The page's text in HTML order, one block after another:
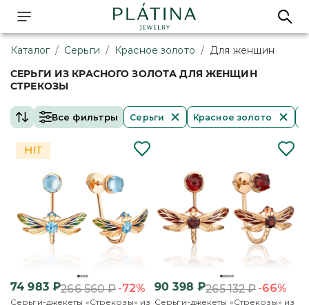
Каталог / Серьги / Красное золото / Для женщин
СЕРЬГИ ИЗ КРАСНОГО ЗОЛОТА ДЛЯ ЖЕНЩИН
СТРЕКОЗЫ
Все фильтры Серьги Красное золото
74 983₽266 560₽-72%
Серьги-джекеты «Стрекозы» из
90 398 ₽265 132₽-66%
Серьги-джекеты «Стрекозы» из